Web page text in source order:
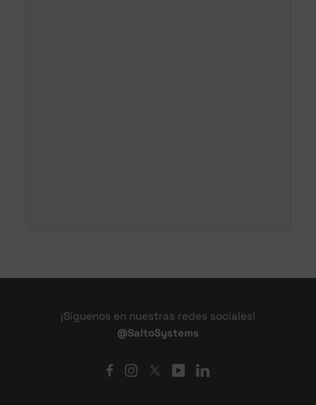
¡Síguenos en nuestras redes sociales!
@SaltoSystems